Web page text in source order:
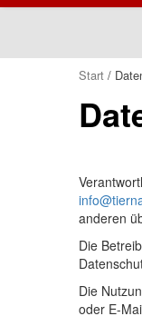
Start /
anderen
Die
Die
oder E-